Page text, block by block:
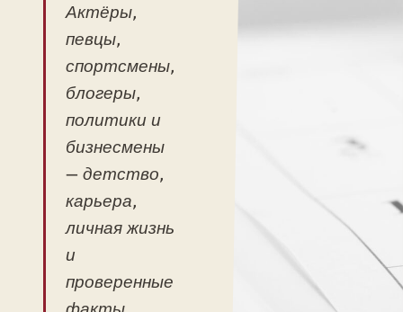
Актёры,
певцы,
спортсмены,
блогеры,
политики и
бизнесмены
— детство,
карьера,
личная жизнь
и
проверенные